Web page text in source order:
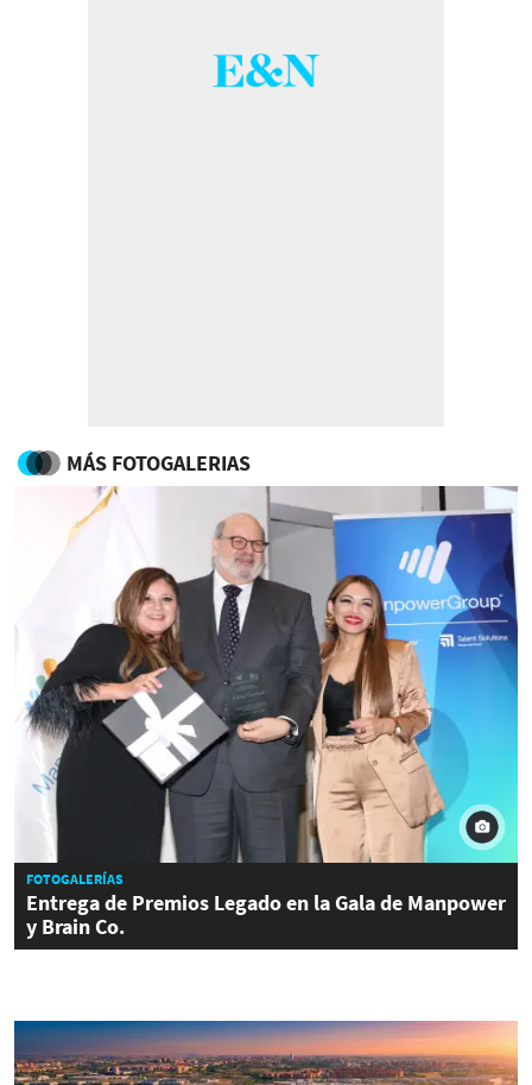
MÁS FOTOGALERIAS
FOTOGALERÍAS
Entrega de Premios Legado en la Gala de Manpower
y Brain Co.